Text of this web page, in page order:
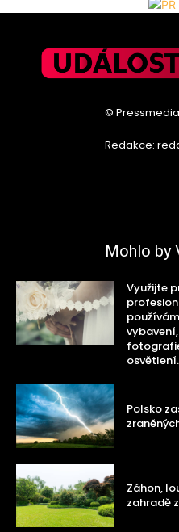
©
Redakce:
Mohlo by
Využijte
Polsko
Záhon,
zahradě